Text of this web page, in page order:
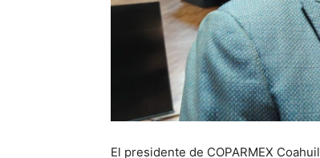
El presidente de COPARMEX